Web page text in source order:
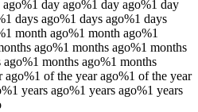
day ago%1 day ago%1 day
days ago%1 days ago%1 days
month ago%1 month ago%1
ago%1 months ago%1 months
months ago%1 months
of the year ago%1 of the year
years ago%1 years ago%1 years